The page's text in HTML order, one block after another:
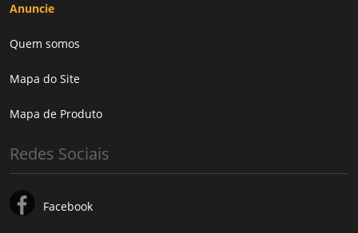
Anuncie
Quem somos
Mapa do Site
Mapa de Produto
Redes Sociais
Facebook